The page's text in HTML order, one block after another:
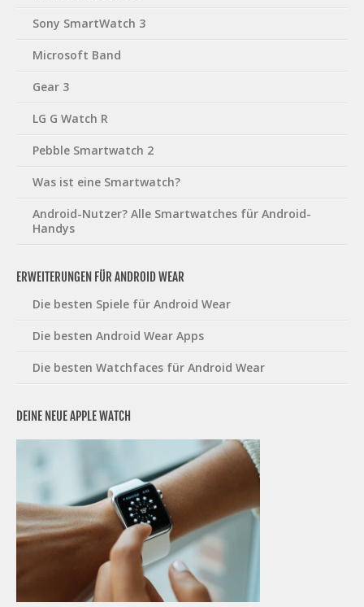
Sony SmartWatch 3
Microsoft Band
Gear 3
LG G Watch R
Pebble Smartwatch 2
Was ist eine Smartwatch?
Android-Nutzer? Alle Smartwatches für Android-
Handys
ERWEITERUNGEN FÜR ANDROID WEAR
Die besten Spiele für Android Wear
Die besten Android Wear Apps
Die besten Watchfaces für Android Wear
DEINE NEUE APPLE WATCH